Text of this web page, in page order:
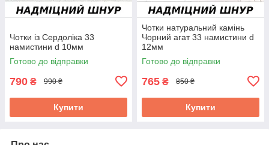
Чотки із Сердоліка 33
намистини d 10мм
Готово до відправки
790 ₴ 990 ₴
Купити
Чотки натуральний камінь
Чорний агат 33 намистини d
12мм
Готово до відправки
765 ₴ 850 ₴
Купити